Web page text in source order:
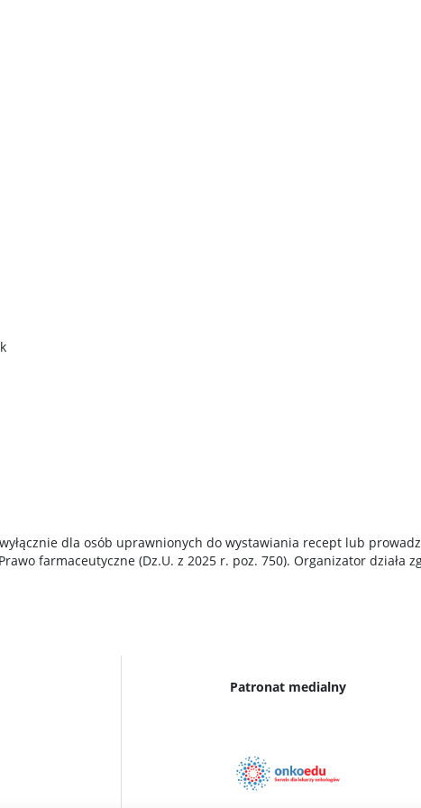
dla osób uprawnionych do wystawiania recept lub
farmaceutyczne (Dz.U. z 2025 r. poz. 750). Organizator działa
Patronat medialny